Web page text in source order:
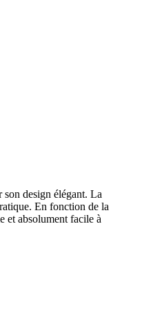
son design élégant. La
En fonction de la
et absolument facile à